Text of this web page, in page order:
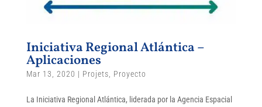
Iniciativa Regional Atlántica –
Aplicaciones
Mar 13, 2020 | Projets Proyecto
La Iniciativa Regional Atlántica, liderada por la Agencia Espacial